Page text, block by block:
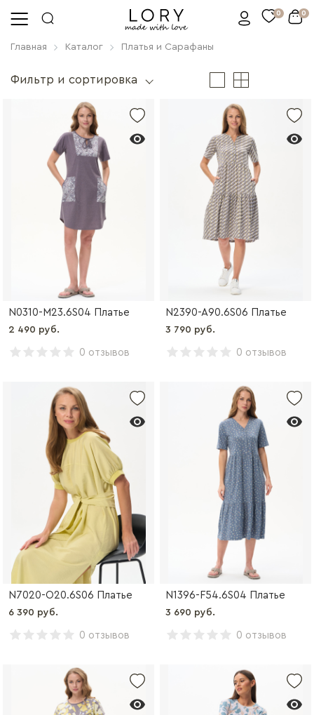
0 0
Главная Каталог Платья и Сарафаны
Фильтр и сортировка
N0310-M23.6S04 Платье
2 490 руб.
0 отзывов
N2390-A90.6S06 Платье
3 790 руб.
0 отзывов
N7020-O20.6S06 Платье
6 390 руб.
0 отзывов
N1396-F54.6S04 Платье
3 690 руб.
0 отзывов